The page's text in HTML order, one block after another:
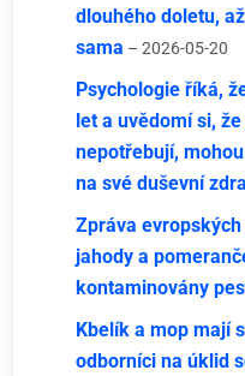
dlouhého doletu,
sama – 2026-05-20
Psychologie říká,
let a uvědomí si,
nepotřebují,
na své duševní
Zpráva
jahody a
kontaminovány
Kbelík a mop mají
odborníci na úklid